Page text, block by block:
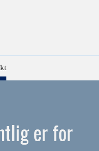
er for